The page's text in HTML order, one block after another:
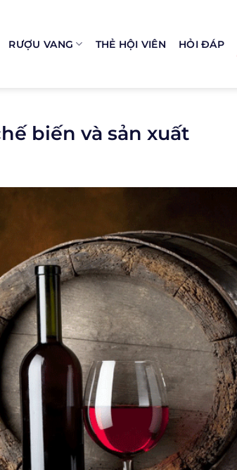
RƯỢU VANG THẺ HỘI VIÊN HỎI ĐÁP
biến và sản xuất